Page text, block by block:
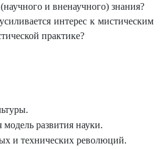
и вненаучного) знания?
интерес к мистическим
практике?
развития науки.
и технических революций.